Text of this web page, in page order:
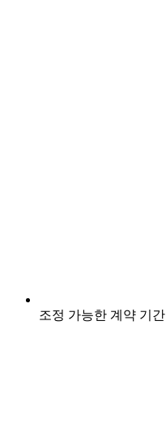
조정 가능한 계약 기간